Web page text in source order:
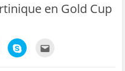
en Gold Cup
C
l